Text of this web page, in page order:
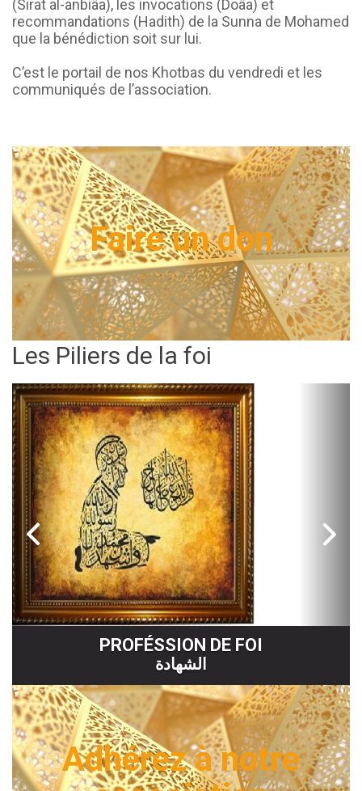
(Sirat al-anbiâa), les invocations (Doâa) et
recommandations (Hadith) de la Sunna de Mohamed
que la bénédiction soit sur lui.
C’est le portail de nos Khotbas du vendredi et les
communiqués de l’association.
Faire un don
Les Piliers de la foi
PRIÈRE
Précédent
Adhérez à notre